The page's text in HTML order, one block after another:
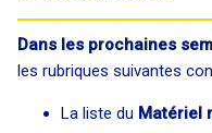
Dans les prochaines
les rubriques suivantes
La liste du Matériel